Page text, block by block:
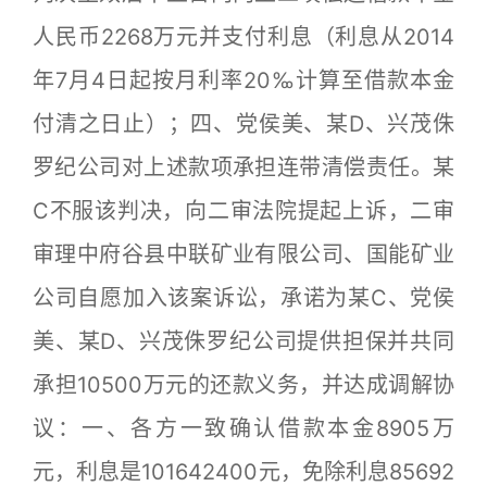
人民币2268万元并支付利息（利息从2014
年7月4日起按月利率20‰计算至借款本金
付清之日止）；四、党侯美、某D、兴茂侏
罗纪公司对上述款项承担连带清偿责任。某
C不服该判决，向二审法院提起上诉，二审
审理中府谷县中联矿业有限公司、国能矿业
公司自愿加入该案诉讼，承诺为某C、党侯
美、某D、兴茂侏罗纪公司提供担保并共同
承担10500万元的还款义务，并达成调解协
议：一、各方一致确认借款本金8905万
元，利息是101642400元，免除利息85692